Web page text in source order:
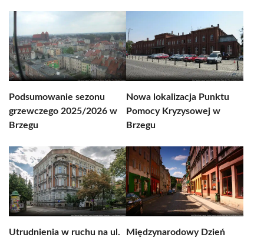
Podsumowanie sezonu
grzewczego 2025/2026 w
Brzegu
Nowa lokalizacja Punktu
Pomocy Kryzysowej w
Brzegu
Utrudnienia w ruchu na ul.
Międzynarodowy Dzień